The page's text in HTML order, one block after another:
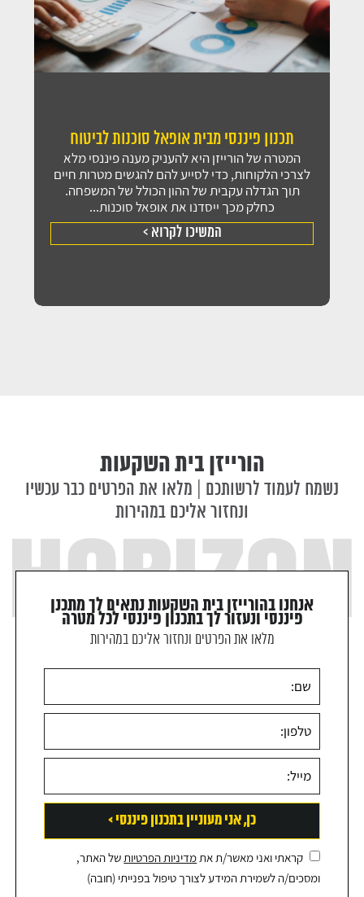
תכנון פיננסי מבית אופאל סוכנות לביטוח
המטרה של הורייזן היא להעניק מענה פיננסי מלא
לצרכי הלקוחות, כדי לסייע להם להגשים מטרות חיים
תוך הגדלה עקבית של ההון הכולל של המשפחה.
כחלק מכך ייסדנו את אופאל סוכנות...
המשיכו לקרוא >
הורייזן בית השקעות
נשמח לעמוד לרשותכם | מלאו את הפרטים כבר עכשיו
ונחזור אליכם במהירות
אנחנו בהורייזן בית השקעות נתאים לך מתכנן
פיננסי ונעזור לך בתכנון פיננסי לכל מטרה
מלאו את הפרטים ונחזור אליכם במהירות
קראתי ואני מאשר/ת את מדיניות הפרטיות של האתר,
ומסכים/ה לשמירת המידע לצורך טיפול בפנייתי (חובה)